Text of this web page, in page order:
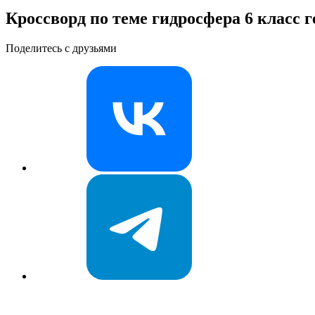
Кроссворд по теме гидросфера 6 класс
Поделитесь с друзьями